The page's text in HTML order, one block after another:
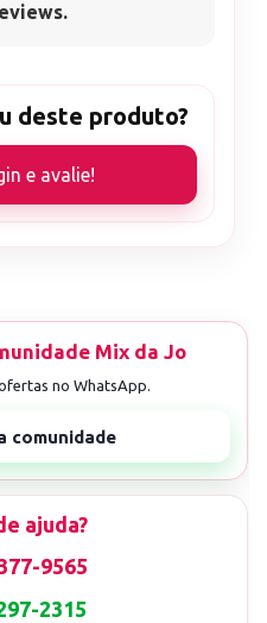
deste produto?
e avalie!
ajuda?
9565
2315